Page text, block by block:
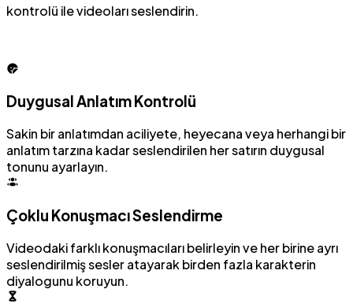
kontrolü ile videoları seslendirin.
Duygusal Anlatım Kontrolü
Sakin bir anlatımdan aciliyete, heyecana veya herhangi bir
anlatım tarzına kadar seslendirilen her satırın duygusal
tonunu ayarlayın.
Çoklu Konuşmacı Seslendirme
Videodaki farklı konuşmacıları belirleyin ve her birine ayrı
seslendirilmiş sesler atayarak birden fazla karakterin
diyalogunu koruyun.